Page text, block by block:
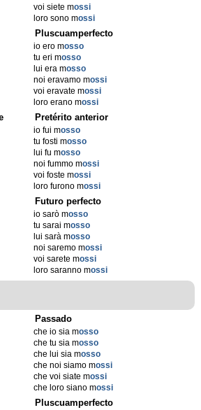
voi siete mossi
loro sono mossi
Pluscuamperfecto
io ero mosso
tu eri mosso
lui era mosso
noi eravamo mossi
voi eravate mossi
loro erano mossi
Pretérito anterior
io fui mosso
tu fosti mosso
lui fu mosso
noi fummo mossi
voi foste mossi
loro furono mossi
Futuro perfecto
io sarò mosso
tu sarai mosso
lui sarà mosso
noi saremo mossi
voi sarete mossi
loro saranno mossi
Passado
che io sia mosso
che tu sia mosso
che lui sia mosso
che noi siamo mossi
che voi siate mossi
che loro siano mossi
Pluscuamperfecto